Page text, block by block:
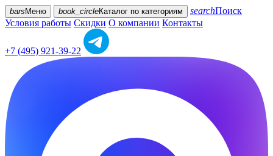
bars Меню book_circleКаталог по категориям searchПоиск
Условия работы Скидки О компании Контакты
+7 (495) 921-39-22